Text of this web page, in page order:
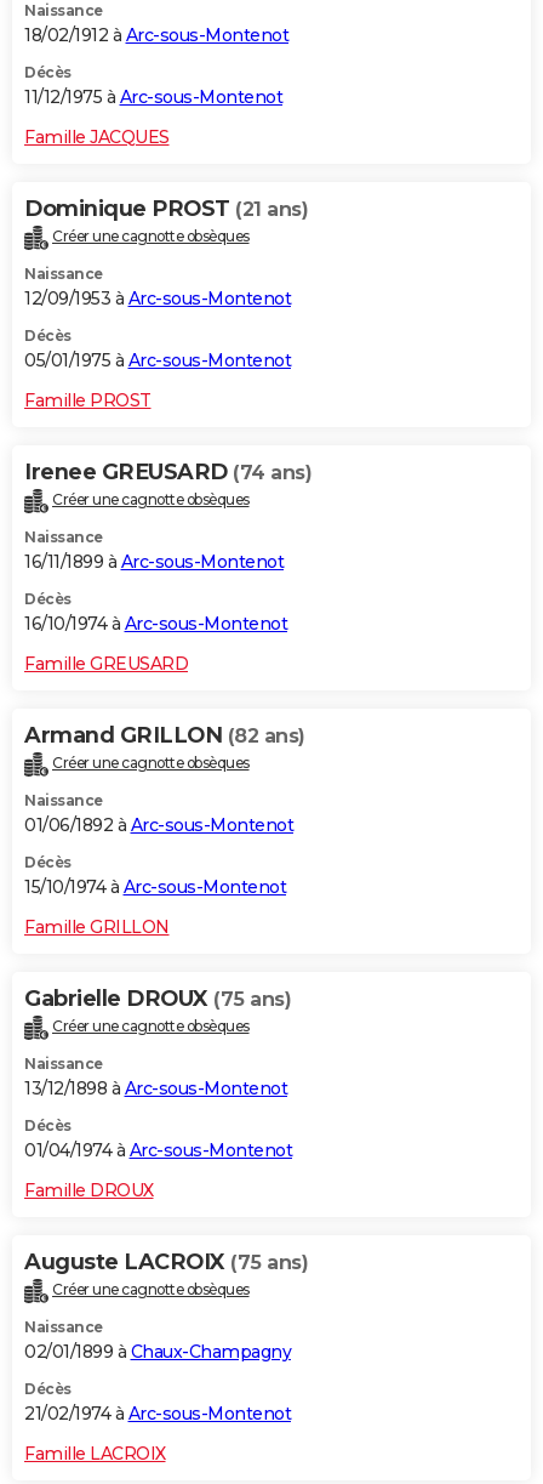
Naissance
18/02/1912 à Arc-sous-Montenot
Décès
11/12/1975 à Arc-sous-Montenot
Famille JACQUES
Dominique PROST (21 ans)
Créer une cagnotte obsèques
Naissance
12/09/1953 à Arc-sous-Montenot
Décès
05/01/1975 à Arc-sous-Montenot
Famille PROST
Irenee GREUSARD (74 ans)
Créer une cagnotte obsèques
Naissance
16/11/1899 à Arc-sous-Montenot
Décès
16/10/1974 à Arc-sous-Montenot
Famille GREUSARD
Armand GRILLON (82 ans)
Créer une cagnotte obsèques
Naissance
01/06/1892 à Arc-sous-Montenot
Décès
15/10/1974 à Arc-sous-Montenot
Famille GRILLON
Gabrielle DROUX (75 ans)
Créer une cagnotte obsèques
Naissance
13/12/1898 à Arc-sous-Montenot
Décès
01/04/1974 à Arc-sous-Montenot
Famille DROUX
Auguste LACROIX (75 ans)
Créer une cagnotte obsèques
Naissance
02/01/1899 à Chaux-Champagny
Décès
21/02/1974 à Arc-sous-Montenot
Famille LACROIX